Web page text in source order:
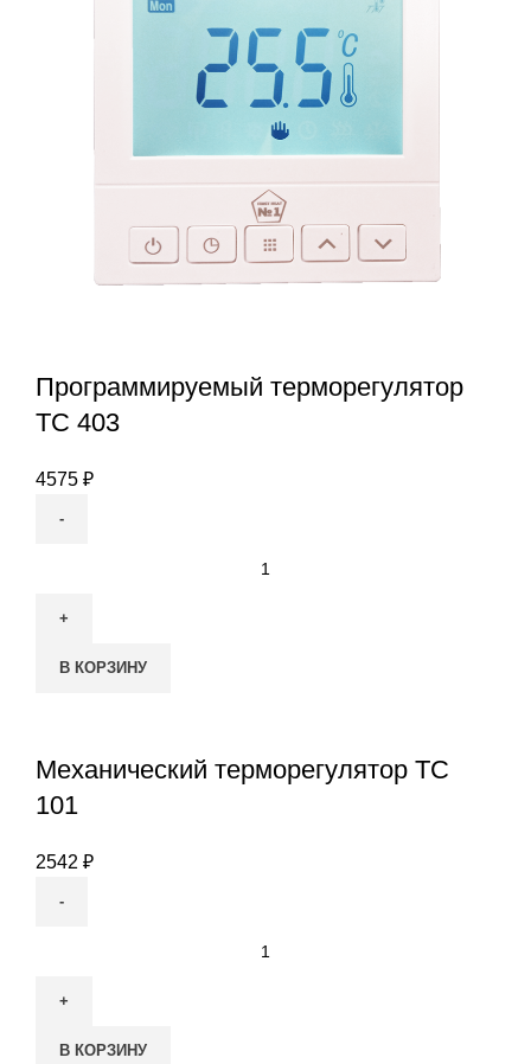
Программируемый терморегулятор
ТС 403
4575 ₽
Программируемый
ТСВ КОРЗИНУ
Механический терморегулятор ТС
101
2542 ₽
Механический
ТСВ КОРЗИНУ